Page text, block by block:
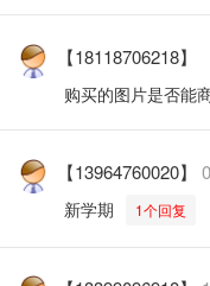
【18118706218】
购买的图片是否能
【13964760020】
新学期 1个回复